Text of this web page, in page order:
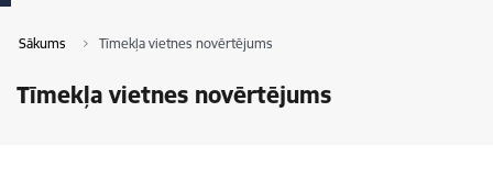
Sākums Tīmekļa vietnes novērtējums
Tīmekļa vietnes novērtējums